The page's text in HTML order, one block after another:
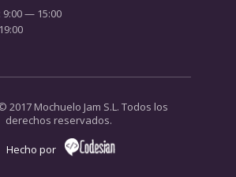
— 15:00
2017 Mochuelo Jam S.L. Todos los
derechos reservados.
Hecho por